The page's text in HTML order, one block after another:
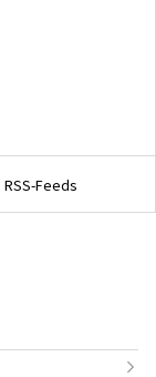
RSS-Feeds